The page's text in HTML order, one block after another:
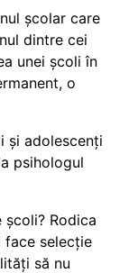
școlar care
dintre cei
unei școli în
o
și adolescenți
psihologul
Rodica
face selecție
să nu